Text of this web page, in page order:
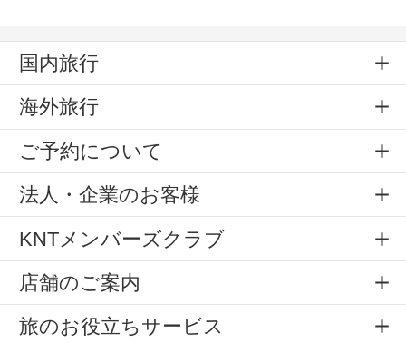
国内旅行
海外旅行
ご予約について
法人・企業のお客様
KNTメンバーズクラブ
店舗のご案内
旅のお役立ちサービス